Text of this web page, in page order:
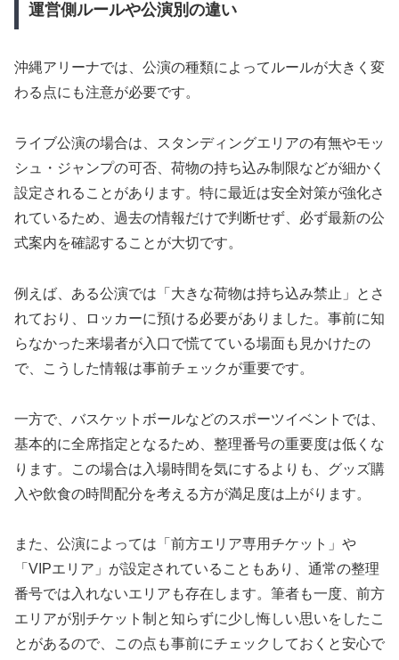
運営側ルールや公演別の違い
沖縄アリーナでは、公演の種類によってルールが大きく変
わる点にも注意が必要です。
ライブ公演の場合は、スタンディングエリアの有無やモッ
シュ・ジャンプの可否、荷物の持ち込み制限などが細かく
設定されることがあります。特に最近は安全対策が強化さ
れているため、過去の情報だけで判断せず、必ず最新の公
式案内を確認することが大切です。
例えば、ある公演では「大きな荷物は持ち込み禁止」とさ
れており、ロッカーに預ける必要がありました。事前に知
らなかった来場者が入口で慌てている場面も見かけたの
で、こうした情報は事前チェックが重要です。
一方で、バスケットボールなどのスポーツイベントでは、
基本的に全席指定となるため、整理番号の重要度は低くな
ります。この場合は入場時間を気にするよりも、グッズ購
入や飲食の時間配分を考える方が満足度は上がります。
また、公演によっては「前方エリア専用チケット」や
「VIPエリア」が設定されていることもあり、通常の整理
番号では入れないエリアも存在します。筆者も一度、前方
エリアが別チケット制と知らずに少し悔しい思いをしたこ
とがあるので、この点も事前にチェックしておくと安心で